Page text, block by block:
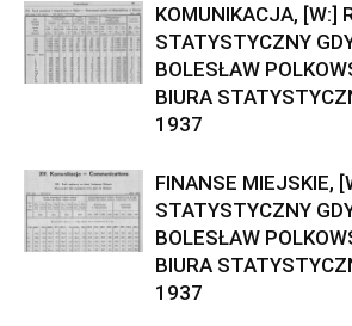
KOMUNIKACJA, [W:]
STATYSTYCZNY
BOLESŁAW
BIURA
1937
FINANSE MIEJSKIE,
STATYSTYCZNY
BOLESŁAW
BIURA
1937